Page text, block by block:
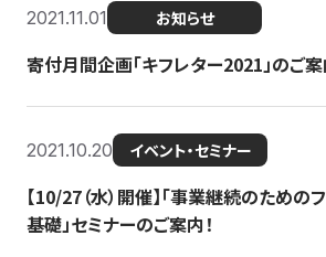
2021.11.01 お知らせ
寄付月間企画「キフレター2021」のご
2021.10.20 イベント・セミナー
【10/27（水）開催】「事業継続のための
基礎」セミナーのご案内！